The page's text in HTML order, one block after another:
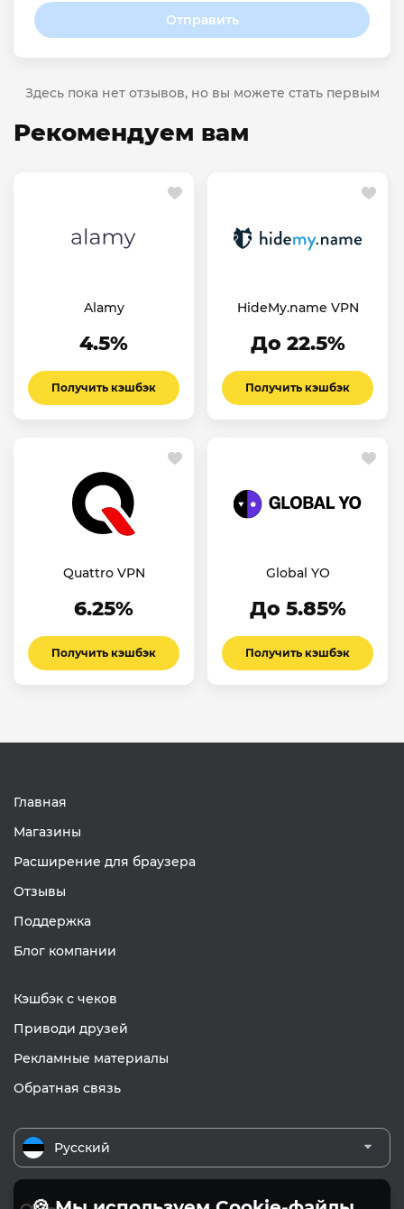
Отправить
Здесь пока нет отзывов, но вы можете стать первым
Рекомендуем вам
Alamy
4.5%
Получить кэшбэк
HideMy.name VPN
До 22.5%
Получить кэшбэк
Quattro VPN
6.25%
Получить кэшбэк
Global YO
До 5.85%
Получить кэшбэк
Главная
Магазины
Расширение для браузера
Отзывы
Поддержка
Блог компании
Кэшбэк с чеков
Приводи друзей
Рекламные материалы
Обратная связь
Русский